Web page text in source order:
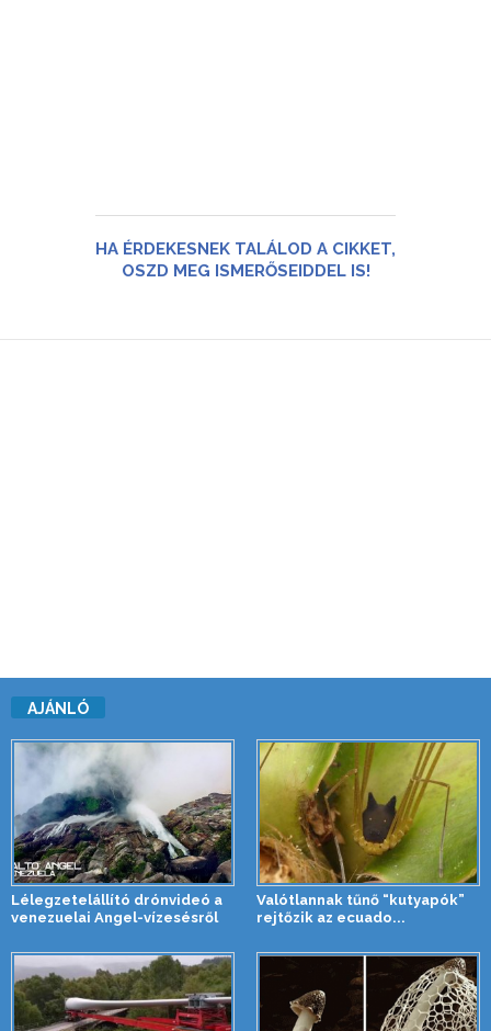
HA ÉRDEKESNEK TALÁLOD A CIKKET,
OSZD MEG ISMERŐSEIDDEL IS!
AJÁNLÓ
Lélegzetelállító drónvideó a
venezuelai Angel-vízesésről
Valótlannak tűnő “kutyapók”
rejtőzik az ecuado...